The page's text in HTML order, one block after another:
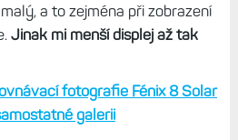
a to zejména při zobrazení
Jinak mi menší displej až tak
fotografie Fénix 8 Solar
galerii